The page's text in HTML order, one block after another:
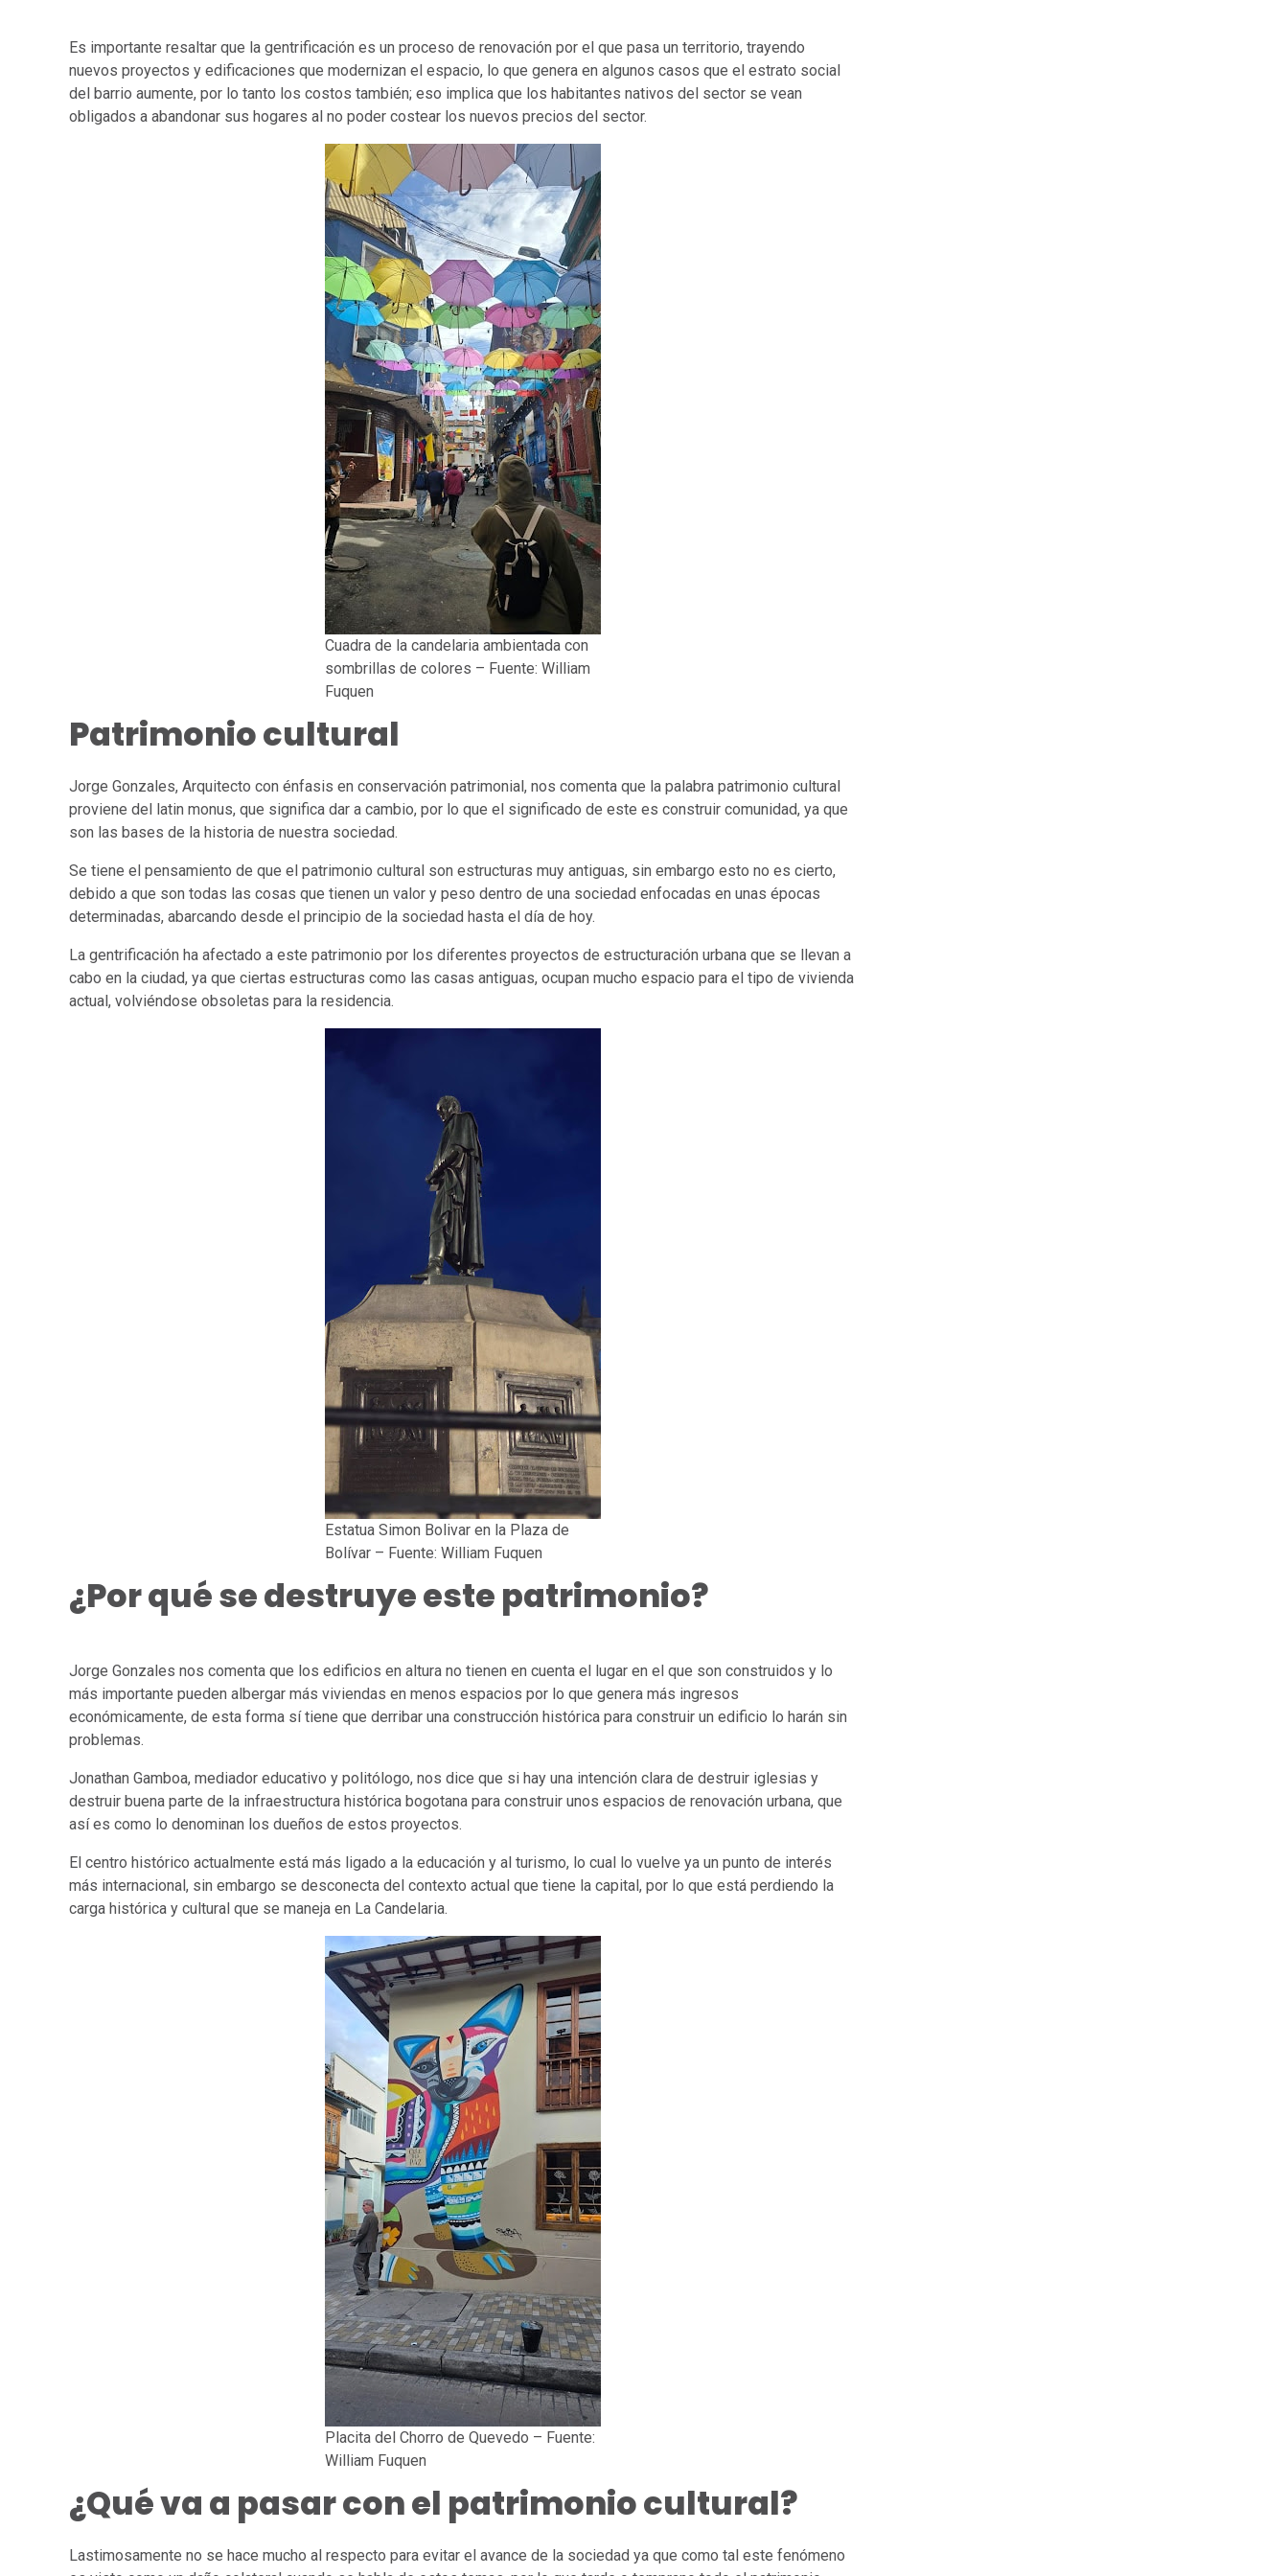
Es importante resaltar que la gentrificación es un proceso de renovación por el que pasa un territorio, trayendo
nuevos proyectos y edificaciones que modernizan el espacio, lo que genera en algunos casos que el estrato social
del barrio aumente, por lo tanto los costos también; eso implica que los habitantes nativos del sector se vean
obligados a abandonar sus hogares al no poder costear los nuevos precios del sector.
Cuadra de la candelaria ambientada con
sombrillas de colores – Fuente: William
Fuquen
Patrimonio cultural
Jorge Gonzales, Arquitecto con énfasis en conservación patrimonial, nos comenta que la palabra patrimonio cultural
proviene del latin monus, que significa dar a cambio, por lo que el significado de este es construir comunidad, ya que
son las bases de la historia de nuestra sociedad.
Se tiene el pensamiento de que el patrimonio cultural son estructuras muy antiguas, sin embargo esto no es cierto,
debido a que son todas las cosas que tienen un valor y peso dentro de una sociedad enfocadas en unas épocas
determinadas, abarcando desde el principio de la sociedad hasta el día de hoy.
La gentrificación ha afectado a este patrimonio por los diferentes proyectos de estructuración urbana que se llevan a
cabo en la ciudad, ya que ciertas estructuras como las casas antiguas, ocupan mucho espacio para el tipo de vivienda
actual, volviéndose obsoletas para la residencia.
Estatua Simon Bolivar en la Plaza de
Bolívar – Fuente: William Fuquen
¿Por qué se destruye este patrimonio?
Jorge Gonzales nos comenta que los edificios en altura no tienen en cuenta el lugar en el que son construidos y lo
más importante pueden albergar más viviendas en menos espacios por lo que genera más ingresos
económicamente, de esta forma sí tiene que derribar una construcción histórica para construir un edificio lo harán sin
problemas.
Jonathan Gamboa, mediador educativo y politólogo, nos dice que si hay una intención clara de destruir iglesias y
destruir buena parte de la infraestructura histórica bogotana para construir unos espacios de renovación urbana, que
así es como lo denominan los dueños de estos proyectos.
El centro histórico actualmente está más ligado a la educación y al turismo, lo cual lo vuelve ya un punto de interés
más internacional, sin embargo se desconecta del contexto actual que tiene la capital, por lo que está perdiendo la
carga histórica y cultural que se maneja en La Candelaria.
Placita del Chorro de Quevedo – Fuente:
William Fuquen
¿Qué va a pasar con el patrimonio cultural?
Lastimosamente no se hace mucho al respecto para evitar el avance de la sociedad ya que como tal este fenómeno